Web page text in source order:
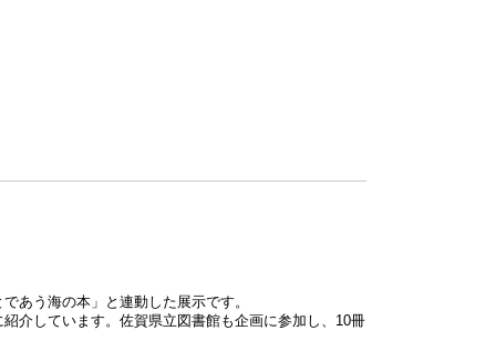
あう海の本」と連動した展⽰です。
介しています。佐賀県立図書館も企画に参加し、10冊